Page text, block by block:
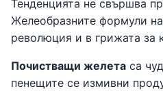
Тенденцията не свършва
Желеобразните формули
революция и в грижата за
Почистващи желета са
пенещите се измивни